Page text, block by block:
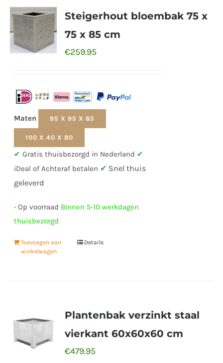
Steigerhout bloembak 75 x
75 x 85 cm
€259.95
Maten 95 X 95 X 85
100 X 40 X 80
✔ Gratis thuisbezorgd in Nederland ✔
iDeal of Achteraf betalen ✔ Snel thuis
geleverd
• Op voorraad Binnen 5-10 werkdagen
thuisbezorgd
Toevoegen aan
winkelwagen
Details
Plantenbak verzinkt staal
vierkant 60x60x60 cm
€479.95